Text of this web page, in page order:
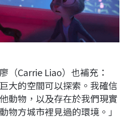
（Carrie Liao）也補充：
大的空間可以探索。我確信
動物，以及存在於我們現實
物方城市裡見過的環境。」